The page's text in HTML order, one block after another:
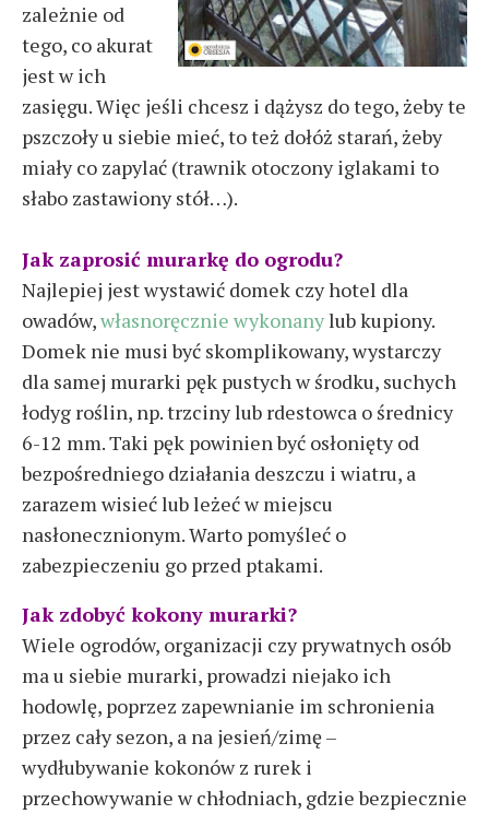
zależnie od
tego, co akurat
jest w ich
zasięgu. Więc jeśli chcesz i dążysz do tego, żeby te
pszczoły u siebie mieć, to też dołóż starań, żeby
miały co zapylać (trawnik otoczony iglakami to
słabo zastawiony stół…).
Jak zaprosić murarkę do ogrodu?
Najlepiej jest wystawić domek czy hotel dla
owadów,własnoręcznie wykonanylub kupiony.
Domek nie musi być skomplikowany, wystarczy
dla samej murarki pęk pustych w środku, suchych
łodyg roślin, np. trzciny lub rdestowca o średnicy
6-12 mm. Taki pęk powinien być osłonięty od
bezpośredniego działania deszczu i wiatru, a
zarazem wisieć lub leżeć w miejscu
nasłonecznionym. Warto pomyśleć o
zabezpieczeniu go przed ptakami.
Jak zdobyć kokony murarki?
Wiele ogrodów, organizacji czy prywatnych osób
ma u siebie murarki, prowadzi niejako ich
hodowlę, poprzez zapewnianie im schronienia
przez cały sezon, a na jesień/zimę –
wydłubywanie kokonów z rurek i
przechowywanie w chłodniach, gdzie bezpiecznie